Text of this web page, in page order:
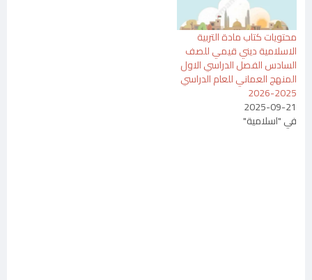
محتويات كتاب مادة التربية
الاسلامية ديني قيمي للصف
السادس الفصل الدراسي الاول
المنهج العماني للعام الدراسي
2025-2026
2025-09-21
في "اسلامية"